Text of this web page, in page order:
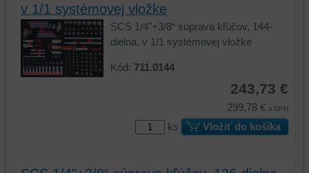
v 1/1 systémovej vložke
SCS 1/4"+3/8“ súprava kľúčov, 144-
dielna, v 1/1 systémovej vložke
Kód: 711.0144
243,73 €
299,78 € s DPH
ks Vložiť do košíka